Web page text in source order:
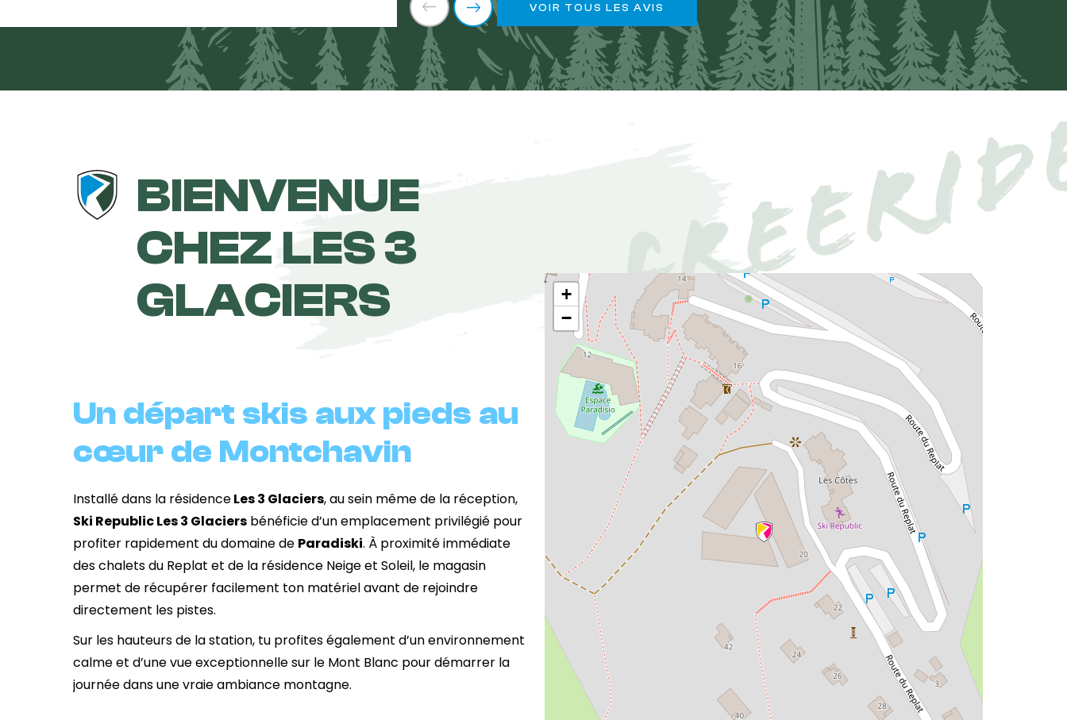
VOIR TOUS LES AVIS
BIENVENUE
CHEZ LES 3
GLACIERS
Un départ skis aux pieds au
cœur de Montchavin
Installé dans la résidenceLes 3 Glaciers, au sein même de la réception,
Ski Republic Les 3 Glaciers bénéficie d’un emplacement privilégié pour
profiter rapidement du domaine de Paradiski. À proximité immédiate
des chalets du Replat et de la résidence Neige et Soleil, le magasin
permet de récupérer facilement ton matériel avant de rejoindre
directement les pistes.
Sur les hauteurs de la station, tu profites également d’un environnement
calme et d’une vue exceptionnelle sur le Mont Blanc pour démarrer la
journée dans une vraie ambiance montagne.
+
−